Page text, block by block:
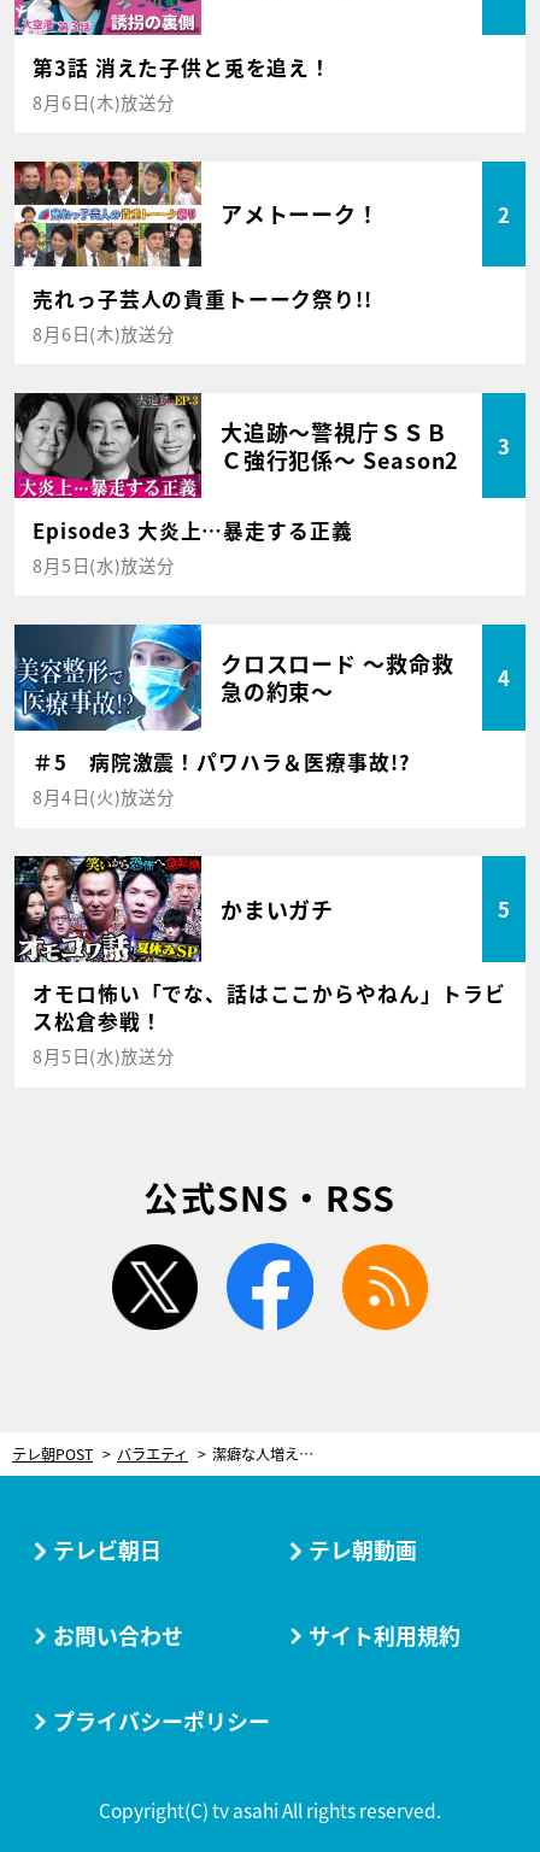
第3話 消えた子供と兎を追え！
8月6日(木)放送分
アメトーーク！ 2
売れっ子芸人の貴重トーーク祭り!!
8月6日(木)放送分
大追跡～警視庁ＳＳＢ
Ｃ強行犯係～ Season2
3
Episode3 大炎上…暴走する正義
8月5日(水)放送分
クロスロード ～救命救
急の約束～
4
＃5 病院激震！パワハラ＆医療事故!?
8月4日(火)放送分
かまいガチ 5
オモロ怖い「でな、話はここからやねん」トラビ
ス松倉参戦！
8月5日(水)放送分
公式SNS・RSS
twitter facebook
テレ朝POST バラエティ 潔癖な人増える昨今…マツコ有吉が「他人との物の共有」を漢字1文字で語る
テレビ朝日 テレ朝動画
お問い合わせ サイト利用規約
プライバシーポリシー
Copyright(C) tv asahi All rights reserved.